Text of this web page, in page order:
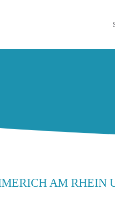
AM RHEIN